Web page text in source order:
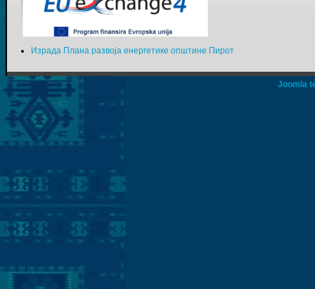
Израда Плана развоја енергетике општине Пирот
Joomla